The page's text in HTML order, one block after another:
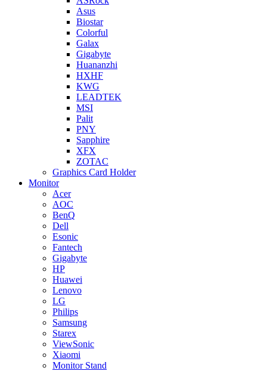
Asus
Biostar
Colorful
Galax
Gigabyte
Huananzhi
HXHF
KWG
LEADTEK
MSI
Palit
PNY
Sapphire
XFX
ZOTAC
Graphics Card Holder
Monitor
Acer
AOC
BenQ
Dell
Esonic
Fantech
Gigabyte
HP
Huawei
Lenovo
LG
Philips
Samsung
Starex
ViewSonic
Xiaomi
Monitor Stand